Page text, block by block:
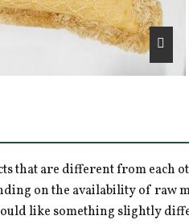
that are different from each
on the availability of raw
like something slightly